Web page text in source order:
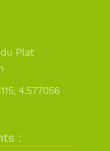
Plat
4.577056
: